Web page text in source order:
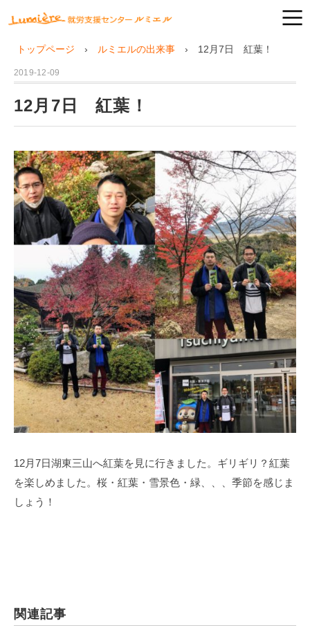
トップページ ルミエルの出来事 12月7日 紅葉！
2019-12-09
12月7日 紅葉！
12月7日湖東三山へ紅葉を見に行きました。ギリギリ？紅葉
を楽しめました。桜・紅葉・雪景色・緑、、、季節を感じま
しょう！
関連記事